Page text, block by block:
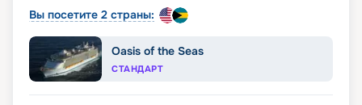
Вы посетите 2 страны:
Oasis of the Seas
СТАНДАРТ